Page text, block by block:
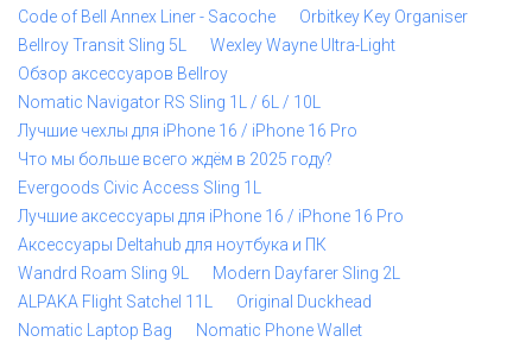
Code of Bell Annex Liner - Sacoche
Orbitkey Key Organiser
Bellroy Transit Sling 5L
Wexley Wayne Ultra-Light
Обзор аксессуаров Bellroy
Nomatic Navigator RS Sling 1L / 6L / 10L
Лучшие чехлы для iPhone 16 / iPhone 16 Pro
Что мы больше всего ждём в 2025 году?
Evergoods Civic Access Sling 1L
Лучшие аксессуары для iPhone 16 / iPhone 16 Pro
Аксессуары Deltahub для ноутбука и ПК
Wandrd Roam Sling 9L
Modern Dayfarer Sling 2L
ALPAKA Flight Satchel 11L
Original Duckhead
Nomatic Laptop Bag
Nomatic Phone Wallet